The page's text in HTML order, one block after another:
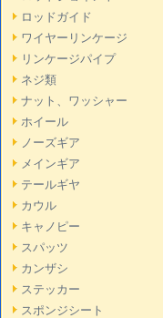
ロッドガイド
ワイヤーリンケージ
リンケージパイプ
ネジ類
ナット、ワッシャー
ホイール
ノーズギア
メインギア
テールギヤ
カウル
キャノピー
スパッツ
カンザシ
ステッカー
スポンジシート